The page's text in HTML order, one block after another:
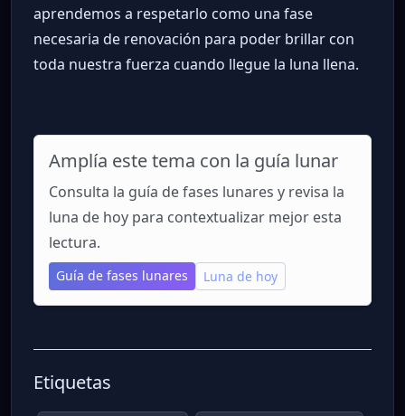
aprendemos a respetarlo como una fase
necesaria de renovación para poder brillar con
toda nuestra fuerza cuando llegue la luna llena.
Amplía este tema con la guía lunar
Consulta la guía de fases lunares y revisa la
luna de hoy para contextualizar mejor esta
lectura.
Guía de fases lunares Luna de hoy
Etiquetas